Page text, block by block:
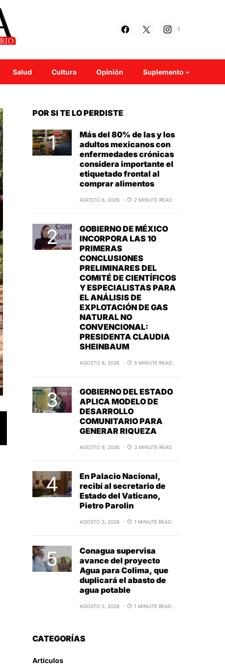
1
Salud Cultura Opinión Suplemento
POR SI TE LO PERDISTE
Más del 80% de las y los
adultos mexicanos con
enfermedades crónicas
considera importante el
etiquetado frontal al
comprar alimentos
AGOSTO 6, 2026 2 MINUTE READ
GOBIERNO DE MÉXICO
INCORPORA LAS 10
PRIMERAS
CONCLUSIONES
PRELIMINARES DEL
COMITÉ DE CIENTÍFICOS
Y ESPECIALISTAS PARA
EL ANÁLISIS DE
EXPLOTACIÓN DE GAS
NATURAL NO
CONVENCIONAL:
PRESIDENTA CLAUDIA
SHEINBAUM
AGOSTO 6, 2026 5 MINUTE READ
GOBIERNO DEL ESTADO
APLICA MODELO DE
DESARROLLO
COMUNITARIO PARA
GENERAR RIQUEZA
AGOSTO 6, 2026 3 MINUTE READ
En Palacio Nacional,
recibí al secretario de
Estado del Vaticano,
Pietro Parolin
AGOSTO 5, 2026 1 MINUTE READ
Conagua supervisa
avance del proyecto
Agua para Colima, que
duplicará el abasto de
agua potable
AGOSTO 5, 2026 1 MINUTE READ
CATEGORÍAS
Artículos